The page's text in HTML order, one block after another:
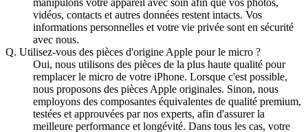
manipulons votre appareil avec soin afin que vos photos,
vidéos, contacts et autres données restent intacts. Vos
informations personnelles et votre vie privée sont en sécurité
avec nous.
Q. Utilisez-vous des pièces d'origine Apple pour le micro ?
Oui, nous utilisons des pièces de la plus haute qualité pour
remplacer le micro de votre iPhone. Lorsque c'est possible,
nous proposons des pièces Apple originales. Sinon, nous
employons des composantes équivalentes de qualité premium,
testées et approuvées par nos experts, afin d'assurer la
meilleure performance et longévité. Dans tous les cas, votre